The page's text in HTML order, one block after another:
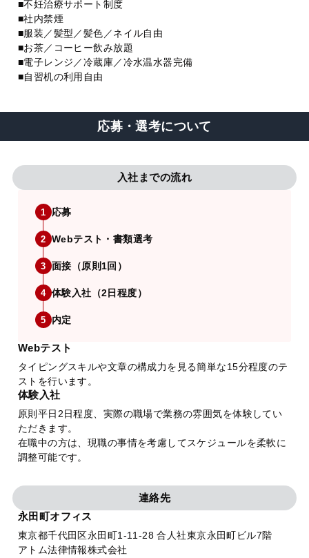
■不妊治療サポート制度
■社内禁煙
■服装／髪型／髪色／ネイル自由
■お茶／コーヒー飲み放題
■電子レンジ／冷蔵庫／冷水温水器完備
■自習机の利用自由
応募・選考について
入社までの流れ
1 応募
2 Webテスト・書類選考
3 面接（原則1回）
4 体験入社（2日程度）
5 内定
Webテスト
タイピングスキルや文章の構成力を見る簡単な15分程度のテ
ストを行います。
体験入社
原則平日2日程度、実際の職場で業務の雰囲気を体験してい
ただきます。
在職中の方は、現職の事情を考慮してスケジュールを柔軟に
調整可能です。
連絡先
永田町オフィス
東京都千代田区永田町1-11-28 合人社東京永田町ビル7階
アトム法律情報株式会社